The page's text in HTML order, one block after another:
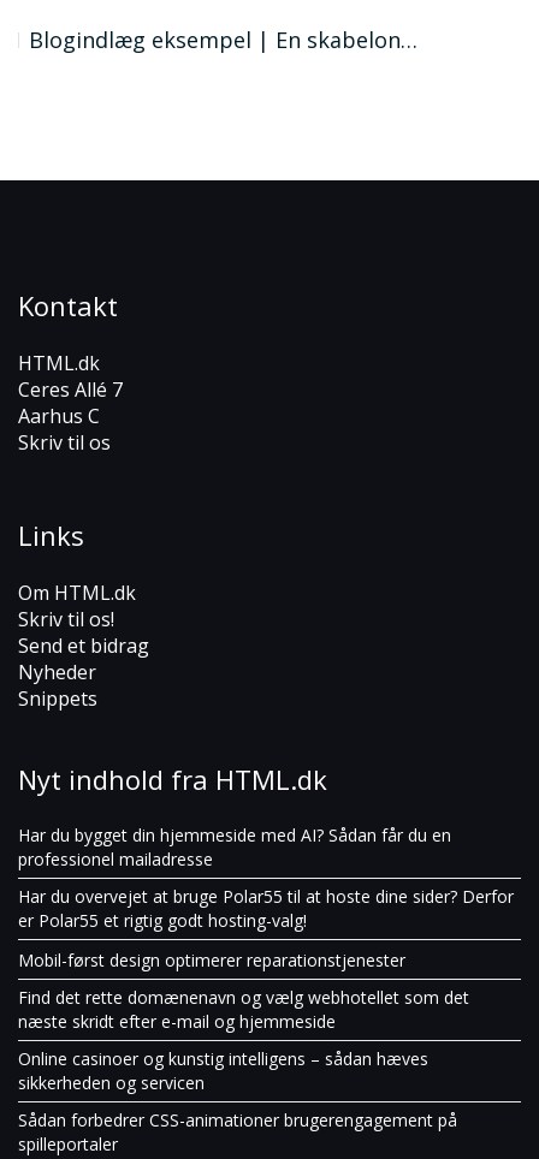
Blogindlæg eksempel | En skabelon…
Kontakt
HTML.dk
Ceres Allé 7
Aarhus C
Skriv til os
Links
Om HTML.dk
Skriv til os!
Send et bidrag
Nyheder
Snippets
Nyt indhold fra HTML.dk
Har du bygget din hjemmeside med AI? Sådan får du en
professionel mailadresse
Har du overvejet at bruge Polar55 til at hoste dine sider? Derfor
er Polar55 et rigtig godt hosting-valg!
Mobil-først design optimerer reparationstjenester
Find det rette domænenavn og vælg webhotellet som det
næste skridt efter e-mail og hjemmeside
Online casinoer og kunstig intelligens – sådan hæves
sikkerheden og servicen
Sådan forbedrer CSS-animationer brugerengagement på
spilleportaler